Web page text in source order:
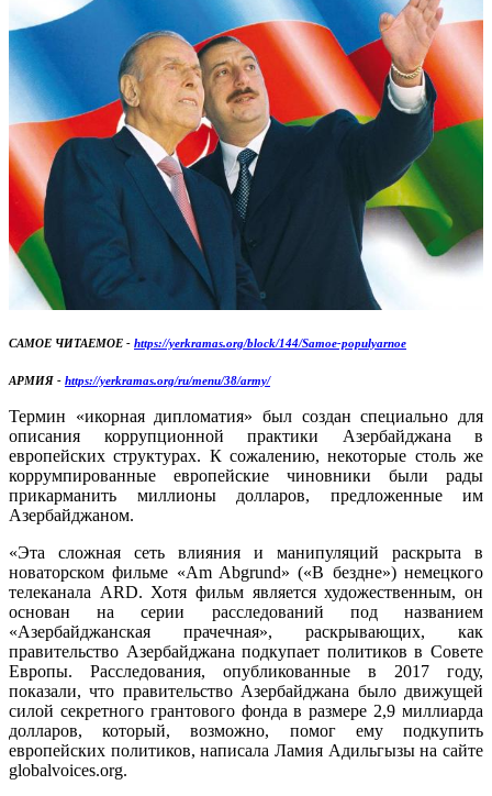
САМОЕ ЧИТАЕМОЕ - https://yerkramas.org/block/144/Samoe-populyarnoe
АРМИЯ - https://yerkramas.org/ru/menu/38/army/
Термин «икорная дипломатия» был создан специально для
описания коррупционной практики Азербайджана в
европейских структурах. К сожалению, некоторые столь же
коррумпированные европейские чиновники были рады
прикарманить миллионы долларов, предложенные им
Азербайджаном.
«Эта сложная сеть влияния и манипуляций раскрыта в
новаторском фильме «Am Abgrund» («В бездне») немецкого
телеканала ARD. Хотя фильм является художественным, он
основан на серии расследований под названием
«Азербайджанская прачечная», раскрывающих, как
правительство Азербайджана подкупает политиков в Совете
Европы. Расследования, опубликованные в 2017 году,
показали, что правительство Азербайджана было движущей
силой секретного грантового фонда в размере 2,9 миллиарда
долларов, который, возможно, помог ему подкупить
европейских политиков, написала Ламия Адильгызы на сайте
globalvoices.org.